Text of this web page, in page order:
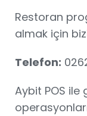
Restoran
almak için
Telefon:
Aybit POS ile